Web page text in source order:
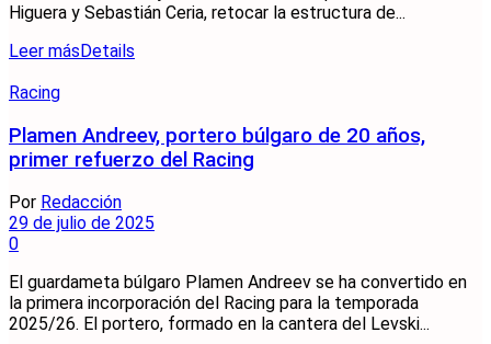
Higuera y Sebastián Ceria, retocar la estructura de...
Leer másDetails
Racing
Plamen Andreev, portero búlgaro de 20 años,
primer refuerzo del Racing
Por Redacción
29 de julio de 2025
0
El guardameta búlgaro Plamen Andreev se ha convertido en
la primera incorporación del Racing para la temporada
2025/26. El portero, formado en la cantera del Levski...